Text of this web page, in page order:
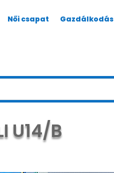
Női csapat Gazdálkodás
U14/B